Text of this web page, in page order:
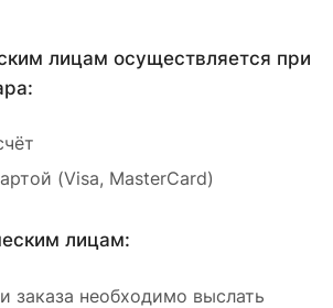
лицам осуществляется при
(Visa, MasterCard)
лицам:
заказа необходимо выслать